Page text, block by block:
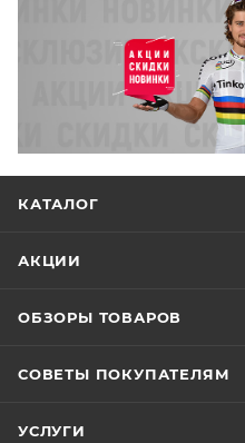
КАТАЛОГ
АКЦИИ
ОБЗОРЫ ТОВАРОВ
СОВЕТЫ ПОКУПАТЕЛЯМ
УСЛУГИ